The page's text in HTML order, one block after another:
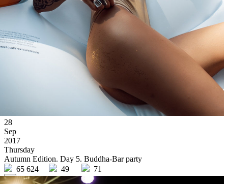
28
Sep
2017
Thursday
Autumn Edition. Day 5. Buddha-Bar party
65 624
49 71
×